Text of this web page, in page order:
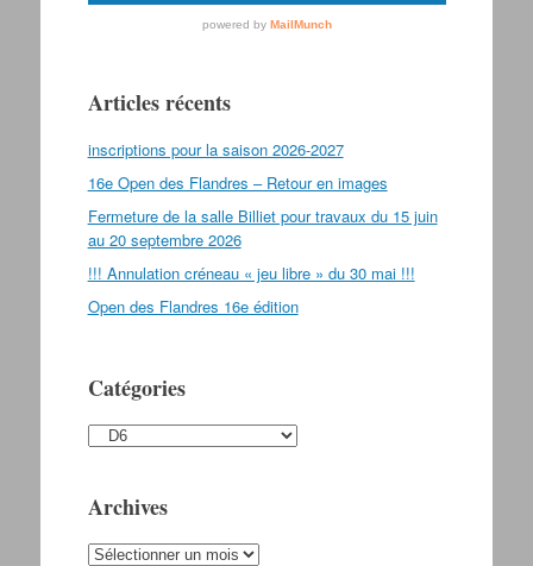
Articles récents
inscriptions pour la saison 2026-2027
16e Open des Flandres – Retour en images
Fermeture de la salle Billiet pour travaux du 15 juin
au 20 septembre 2026
!!! Annulation créneau « jeu libre » du 30 mai !!!
Open des Flandres 16e édition
Catégories
Catégories
Archives
Archives